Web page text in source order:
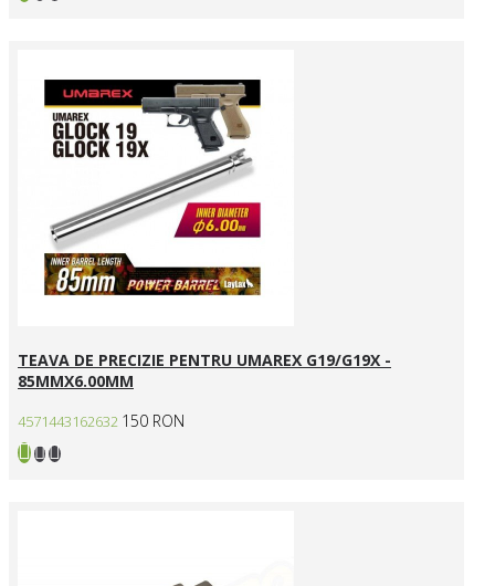
TEAVA DE PRECIZIE PENTRU UMAREX G19/G19X -
85MMX6.00MM
4571443162632 150 RON